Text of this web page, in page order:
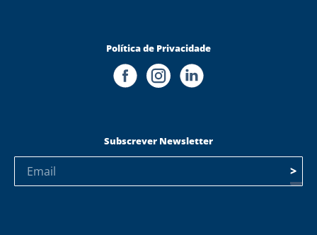
Política de Privacidade
Subscrever Newsletter
>